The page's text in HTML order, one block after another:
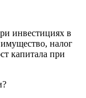
инвестициях в
налог
капитала при